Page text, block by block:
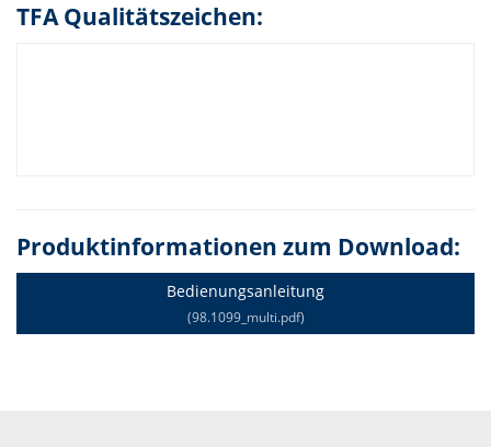
TFA Qualitätszeichen:
Produktinformationen zum Download:
Bedienungsanleitung
(98.1099_multi.pdf)